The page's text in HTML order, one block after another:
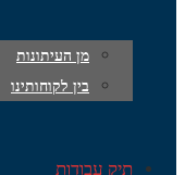
מן העיתונות
בין לקוחותינו
תיק עבודות